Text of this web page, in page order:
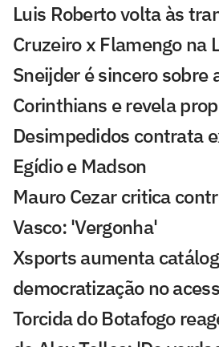
Luis Roberto volta às
Cruzeiro x Flamengo na
Sneijder é sincero sobre
Corinthians e revela
Desimpedidos contrata
Egídio e Madson
Mauro Cezar critica
Vasco: 'Vergonha'
Xsports aumenta
democratização no
Torcida do Botafogo